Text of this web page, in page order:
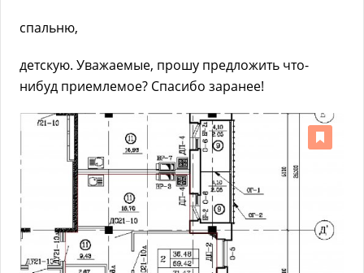
спальню,
детскую. Уважаемые, прошу предложить что-
нибуд приемлемое? Спасибо заранее!